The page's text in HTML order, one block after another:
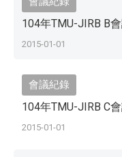
104年TMU-JIRB B
2015-01-01
會議紀錄
104年TMU-JIRB C
2015-01-01